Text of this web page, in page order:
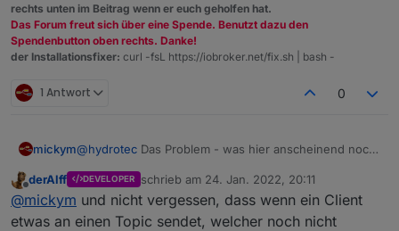
rechts unten im Beitrag wenn er euch geholfen hat.
Das Forum freut sich über eine Spende. Benutzt dazu den
Spendenbutton oben rechts. Danke!
der Installationsfixer: curl -fsL https://iobroker.net/fix.sh | bash -
1 Antwort 0
mickym@hydrotec Das Problem - was hier anscheinend noch
Ich bin mal ein Geräte und kommunizieren mit meinem
mqtt-Broker (egal ob der Adapter als Client oder
Server arbeitet).
Ich veröffentliche also über mqtt einen topic wie folgt:
Offline
derAlff DEVELOPER schrieb am 24. Jan. 2022, 20:11
zuletzt editiert von
@mickym und nicht vergessen, dass wenn ein Client
etwas an einen Topic sendet, welcher noch nicht